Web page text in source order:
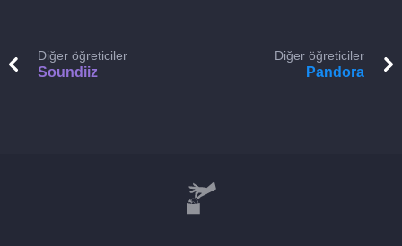
Diğer öğreticiler
Soundiiz
Diğer öğreticiler
Pandora